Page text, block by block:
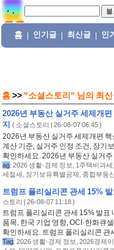
홈 인기글 최신글 인
홈 >> "소셜스토리" 님의 최
2026년 부동산 실거주 세제개
지 ( 소셜스토리 | 26-08-07 06:45 )
2026년 부동산 실거주 세제개편
계산 기준, 실거주 인정 조건, 장기
확인하세요. 2026년 부동산 실거
ag: 2026 생활·경제 정보 1주택비과세
세절세 장기보유특별공제 종합부동
트럼프 폴리실리콘 관세 15%
스토리 | 26-08-07 11:18 )
트럼프 폴리실리콘 관세 15% 발표
품목, 한국 기업 영향, OCI·한화큐
확인하세요. 트럼프 폴리실리콘 관
Tag: 2026 생활·경제 정보 2026경제